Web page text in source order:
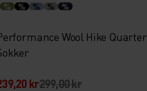
% % % % %
Wool Hike Quarter
kr299,00 kr